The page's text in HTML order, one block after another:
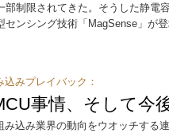
部制限されてきた。そうした静電
センシング技術「MagSense」が
みプレイバック：
事情、そして今
み込み業界の動向をウオッチする